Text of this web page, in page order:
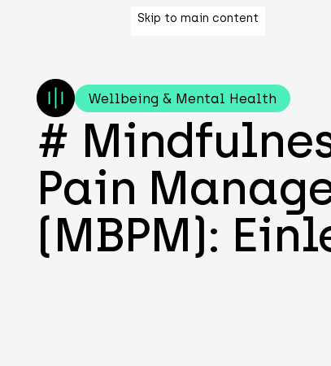
Skip to main content
Wellbeing & Mental Health
#
Pain
(MBPM):